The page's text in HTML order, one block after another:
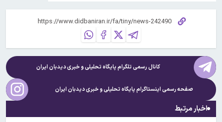
کانال رسمی تلگرام پایگاه تحلیلی و خبریدیدبان ایران
صفحه رسمی اینستاگرام پایگاه تحلیلی و خبریدیدبان ایران
اخبار مرتبط